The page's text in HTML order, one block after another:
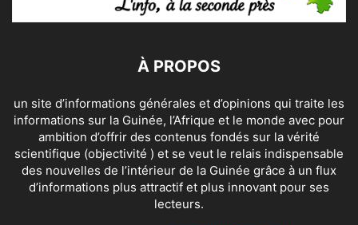
À PROPOS
un site d’informations générales et d’opinions qui traite les
informations sur la Guinée, l’Afrique et le monde avec pour
ambition d’offrir des contenus fondés sur la vérité
scientifique (objectivité ) et se veut le relais indispensable
des nouvelles de l’intérieur de la Guinée grâce à un flux
d’informations plus attractif et plus innovant pour ses
lecteurs.